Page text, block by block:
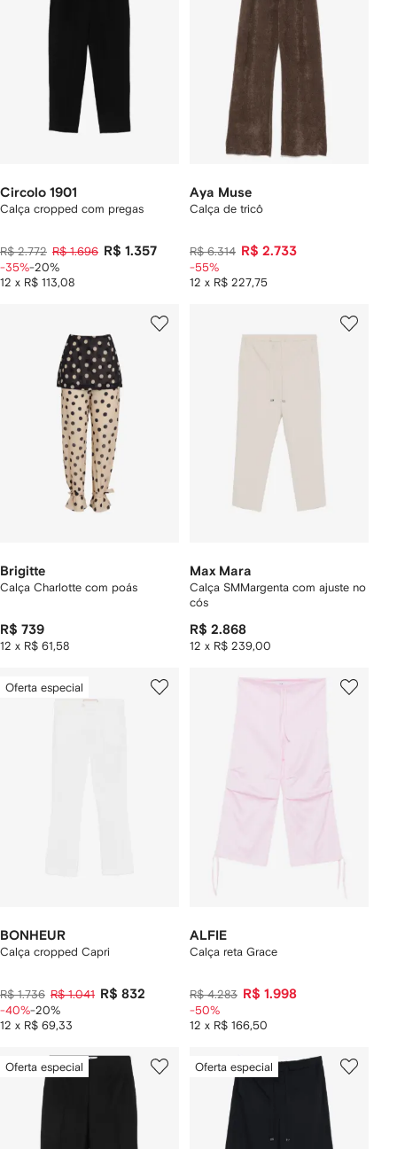
Circolo 1901
Calça cropped com pregas
R$ 2.772 R$ 1.696 R$ 1.357
12 x R$ 113,08
-35%-20%
Aya Muse
Calça de tricô
R$ 6.314 R$ 2.733
12 x R$ 227,75
-55%
Brigitte
Calça Charlotte com poás
R$ 739
12 x R$ 61,58
Max Mara
Calça SMMargenta com ajuste no
cós
R$ 2.868
12 x R$ 239,00
Oferta especial
BONHEUR
Calça cropped Capri
R$ 1.736 R$ 1.041 R$ 832
12 x R$ 69,33
-40%-20%
ALFIE
Calça reta Grace
R$ 4.283 R$ 1.998
12 x R$ 166,50
-50%
Oferta especial Oferta especial